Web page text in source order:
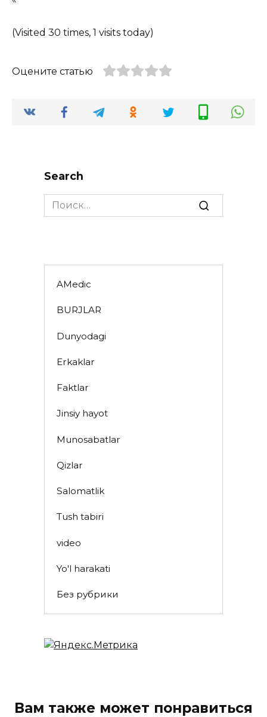
(Visited 30 times, 1 visits today)
Оцените статью
Search
Search
for:
AMedic
BURJLAR
Dunyodagi
Erkaklar
Faktlar
Jinsiy hayot
Munosabatlar
Qizlar
Salomatlik
Tush tabiri
video
Yo'l harakati
Без рубрики
Вам также может понравиться